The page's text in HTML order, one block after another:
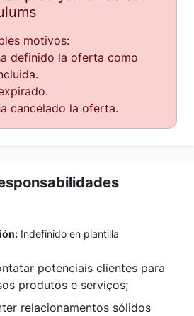
motivos:
definido la oferta como
cancelado la oferta.
Indefinido en plantilla
potenciais clientes para
produtos e serviços;
relacionamentos sólidos